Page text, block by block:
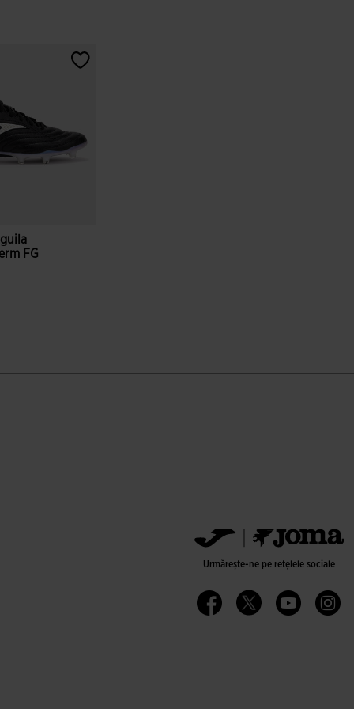
FG
Urmărește-ne pe rețelele sociale